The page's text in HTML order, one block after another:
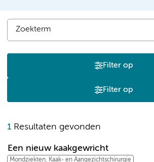
Filter op
Filter op
1Resultaten gevonden
Een nieuw kaakgewricht
Mondziekten, Kaak- en Aangezichtschirurgie